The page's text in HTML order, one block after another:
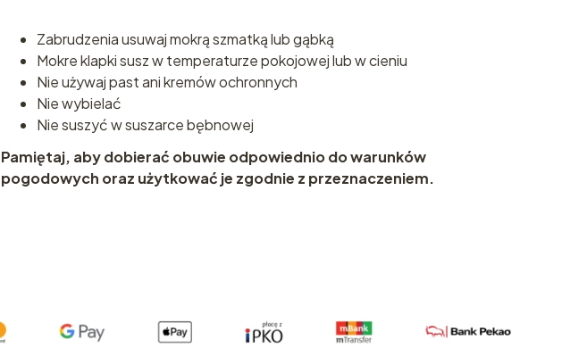
Zabrudzenia usuwaj mokrą szmatką lub gąbką
Mokre klapki susz w temperaturze pokojowej lub w cieniu
Nie używaj past ani kremów ochronnych
Nie wybielać
Nie suszyć w suszarce bębnowej
Pamiętaj, aby dobierać obuwie odpowiednio do warunków
pogodowych oraz użytkować je zgodnie z przeznaczeniem.